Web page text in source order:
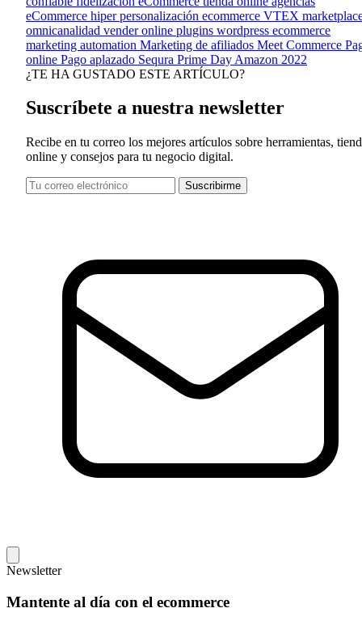
eCommerce hiper personalización ecommerce VTEX
omnicanalidad vender online plugins wordpress ecommerce
marketing automation Marketing de afiliados Meet Commerce
online Pago aplazado Sequra Prime Day Amazon 2022
¿TE HA GUSTADO ESTE ARTÍCULO?
Suscríbete a nuestra newsletter
Recibe en tu correo los mejores artículos sobre herramientas,
online y consejos para tu negocio digital.
Suscribirme
Newsletter
Mantente al día con el ecommerce